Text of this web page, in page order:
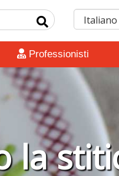
Professionisti
la